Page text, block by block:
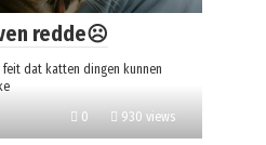
redde☹️
dat katten dingen kunnen
0 930 views